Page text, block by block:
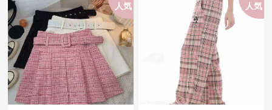
人気 人気